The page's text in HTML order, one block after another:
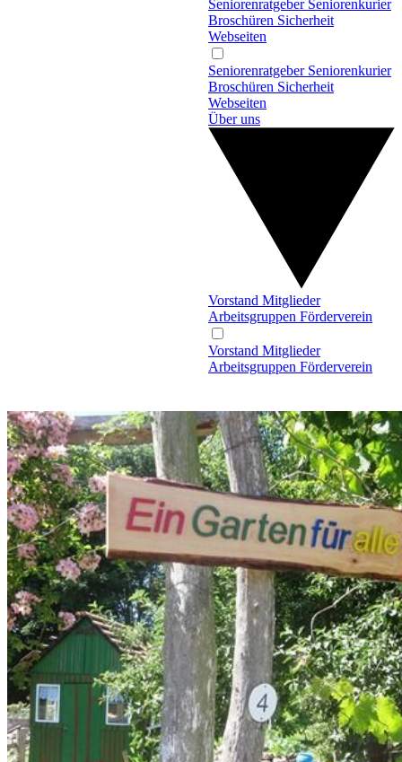
Seniorenratgeber Seniorenkurier
Broschüren Sicherheit
Webseiten
Seniorenratgeber Seniorenkurier
Broschüren Sicherheit
Webseiten
Über uns
Vorstand Mitglieder
Arbeitsgruppen Förderverein
Vorstand Mitglieder
Arbeitsgruppen Förderverein